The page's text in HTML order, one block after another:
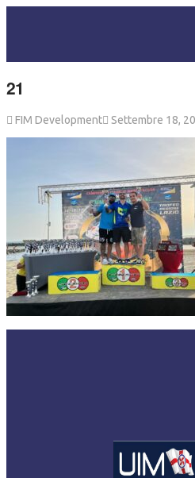
21
FIM Development Settembre 18,